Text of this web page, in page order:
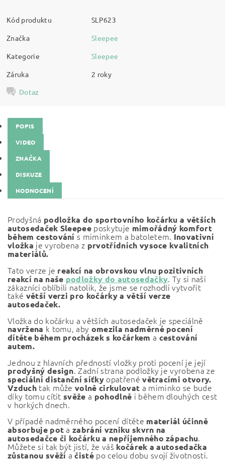
Kód produktu
SLP623
Značka
Sleepee
Kategorie
Sleepee
Záruka
2 roky
Dotaz
POPIS
VIDEO
ZNAČKA
DISKUZE
HODNOCENÍ
Prodyšná podložka do sportovního kočárku a větších
autosedaček Sleepee poskytuje mimořádný komfort
během cestování s miminkem a batoletem.Inovativní
vložka je vyrobena z prvotřídních vysoce kvalitních
materiálů.
Tato verze je reakcí na obrovskou vlnu pozitivních
reakcí na naše podložky do autosedačky. Ty si naši
zákazníci oblíbili natolik, že jsme se rozhodli vytvořit
také větší verzi pro kočárky a větší verze
autosedaček.
Vložka do kočárku a větších autosedaček je speciálně
navržena k tomu, aby omezila nadměrné pocení
dítěte během procházek s kočárkem a cestování
autem.
Jednou z hlavních předností vložky proti pocení je její
prodyšný design. Zadní strana podložky je vyrobena ze
speciální distanční síťky opatřenévětracími otvory.
Vzduch tak může volně cirkulovat a miminko se bude
díky tomu cítitsvěže a pohodlně i během dlouhých cest
v horkých dnech.
V případě nadměrného pocení dítěte materiál účinně
absorbuje pota zabrání vzniku skvrn na
autosedačce či kočárku a nepříjemného zápachu.
Můžete si tak být jistí, že váš kočárek a autosedačka
zůstanou svěžíačisté po celou dobu svojí životnosti.